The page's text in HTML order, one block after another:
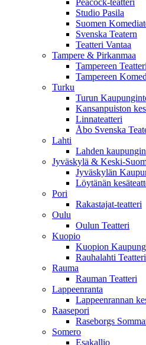
Peacock-teatteri
Studio Pasila
Suomen
Svenska Teatern
Teatteri Vantaa
Tampere & Pirkanmaa
Tampereen Teatteri
Tampereen
Turku
Turun
Kansanpuiston
Linnateatteri
Åbo Svenska
Lahti
Lahden
Jyväskylä & Keski-
Jyväskylän
Löytänän
Pori
Rakastajat-teatteri
Oulu
Oulun Teatteri
Kuopio
Kuopion
Rauhalahti Teatteri
Rauma
Rauman Teatteri
Lappeenranta
Lappeenrannan
Raasepori
Raseborgs
Somero
Esakallio